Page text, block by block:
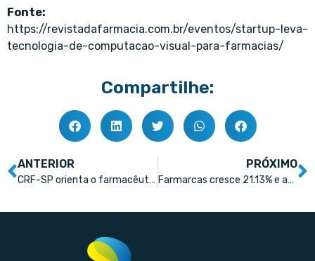
Fonte:
https://revistadafarmacia.com.br/eventos/startup-leva-
tecnologia-de-computacao-visual-para-farmacias/
Compartilhe:
ANTERIOR
CRF-SP orienta o farmacêutico no atendimento à pessoa com deficiência visual
PRÓXIMO
Farmarcas cresce 21.13% e atinge faturamento de R$ 9,3 bi